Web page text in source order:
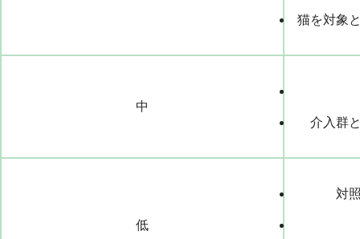
猫を対象
中
介入群
低
対